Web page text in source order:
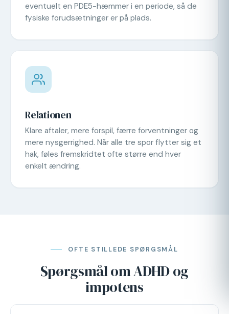
eventuelt en PDE5-hæmmer i en periode, så de
fysiske forudsætninger er på plads.
Relationen
Klare aftaler, mere forspil, færre forventninger og
mere nysgerrighed. Når alle tre spor flytter sig et
hak, føles fremskridtet ofte større end hver
enkelt ændring.
OFTE STILLEDE SPØRGSMÅL
Spørgsmål om ADHD og
impotens